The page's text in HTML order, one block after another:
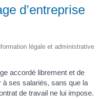
d’entreprise
légale et administrative
accordé librement et de
à ses salariés, sans que la
de travail ne lui impose.